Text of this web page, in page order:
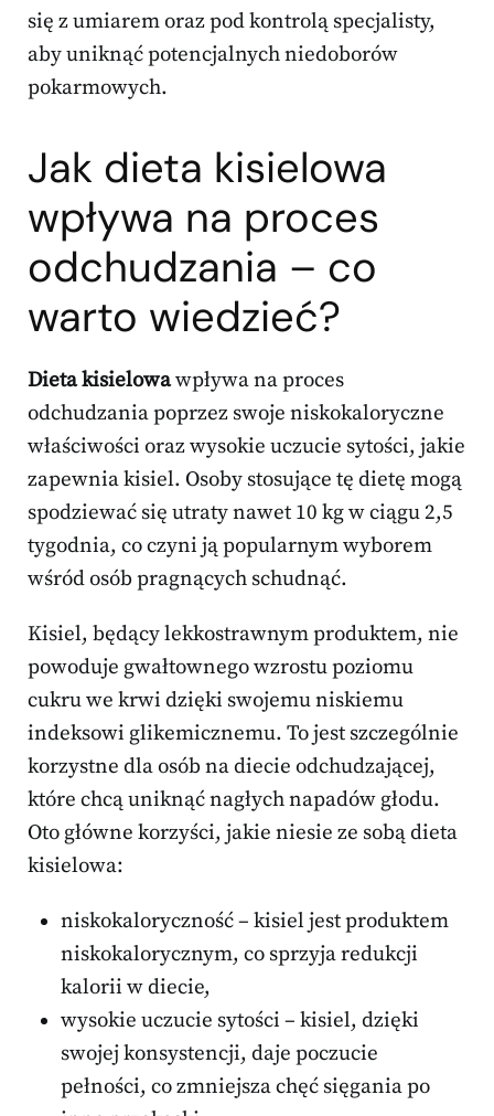
się z umiarem oraz pod kontrolą specjalisty,
aby uniknąć potencjalnych niedoborów
pokarmowych.
Jak dieta kisielowa
wpływa na proces
odchudzania – co
warto wiedzieć?
Dieta kisielowawpływa na proces
odchudzania poprzez swoje niskokaloryczne
właściwości oraz wysokie uczucie sytości, jakie
zapewnia kisiel. Osoby stosujące tę dietę mogą
spodziewać się utraty nawet 10 kg w ciągu 2,5
tygodnia, co czyni ją popularnym wyborem
wśród osób pragnących schudnąć.
Kisiel, będący lekkostrawnym produktem, nie
powoduje gwałtownego wzrostu poziomu
cukru we krwi dzięki swojemu niskiemu
indeksowi glikemicznemu. To jest szczególnie
korzystne dla osób na diecie odchudzającej,
które chcą uniknąć nagłych napadów głodu.
Oto główne korzyści, jakie niesie ze sobą dieta
kisielowa:
niskokaloryczność – kisiel jest produktem
niskokalorycznym, co sprzyja redukcji
kalorii w diecie,
wysokie uczucie sytości – kisiel, dzięki
swojej konsystencji, daje poczucie
pełności, co zmniejsza chęć sięgania po